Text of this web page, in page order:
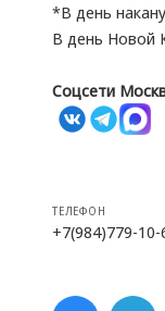
*В день
В день Новой
Соцсети
ТЕЛЕФОН
+7(984)779-10-